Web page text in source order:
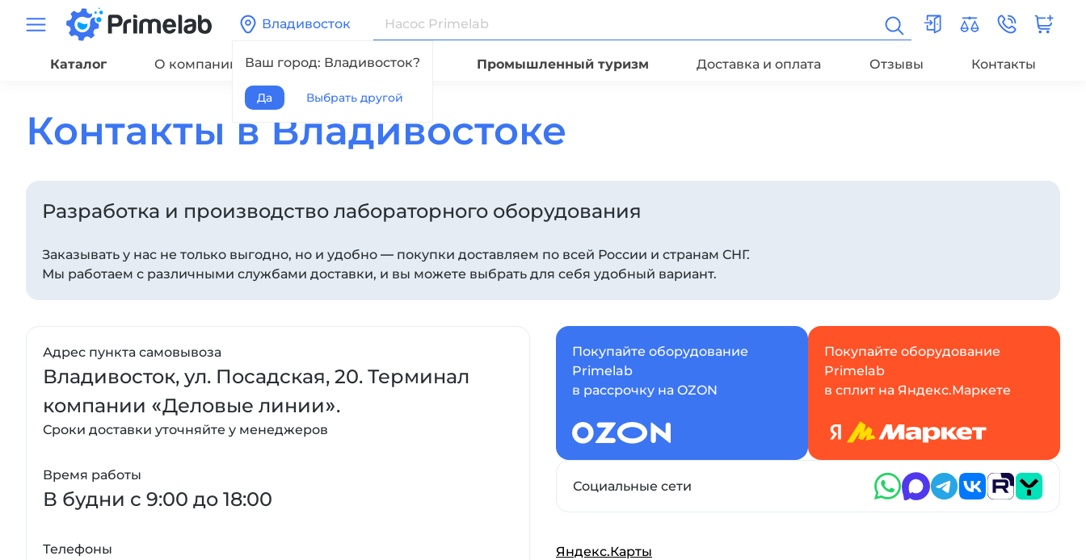
Владивосток
Ваш город: Владивосток?
Да Выбрать другой
Каталог О компании Сервис Видео Промышленный туризм Доставка и оплата Отзывы Контакты
Контакты в Владивостоке
Разработка и производство лабораторного оборудования
Заказывать у нас не только выгодно, но и удобно — покупки доставляем по всей России и странам СНГ.
Мы работаем с различными службами доставки, и вы можете выбрать для себя удобный вариант.
Адрес пункта самовывоза
Владивосток, ул. Посадская, 20. Терминал
компании «Деловые линии».
Сроки доставки уточняйте у менеджеров
Время работы
В будни с 9:00 до 18:00
Телефоны
Покупайте оборудование
Primelab
в рассрочку на OZON
Покупайте оборудование
Primelab
в сплит на Яндекс.Маркете
Социальные сети
Яндекс.Карты